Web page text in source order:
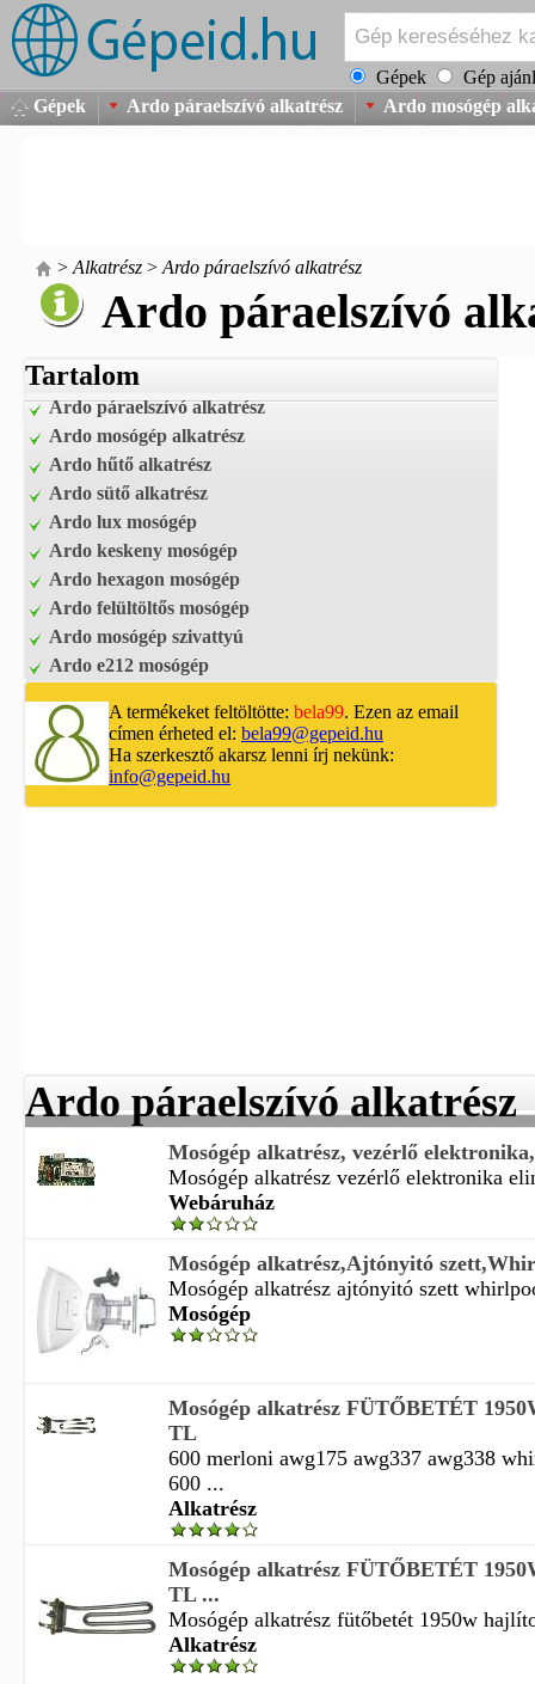
Gépek
Gép
Gépek
Ardo páraelszívó alkatrész Ardo mosógép
> Alkatrész > Ardo páraelszívó alkatrész
Ardo páraelszívó
Tartalom
Ardo páraelszívó alkatrész
Ardo mosógép alkatrész
Ardo hűtő alkatrész
Ardo sütő alkatrész
Ardo lux mosógép
Ardo keskeny mosógép
Ardo hexagon mosógép
Ardo felültöltős mosógép
Ardo mosógép szivattyú
Ardo e212 mosógép
A termékeket feltöltötte: bela99. Ezen az email
címen érheted el: bela99@gepeid.hu
Ha szerkesztő akarsz lenni írj nekünk:
info@gepeid.hu
Ardo páraelszívó alkatrész
Mosógép alkatrész, vezérlő
Mosógép alkatrész vezérlő elektronika
Webáruház
Mosógép alkatrész,Ajtónyitó
Mosógép alkatrész ajtónyitó szett
Mosógép
Mosógép alkatrész FÜTŐBETÉT
TL
600 merloni awg175 awg337 awg338
600 ...
Alkatrész
Mosógép alkatrész FÜTŐBETÉT
TL ...
Mosógép alkatrész fütőbetét 1950w
Alkatrész